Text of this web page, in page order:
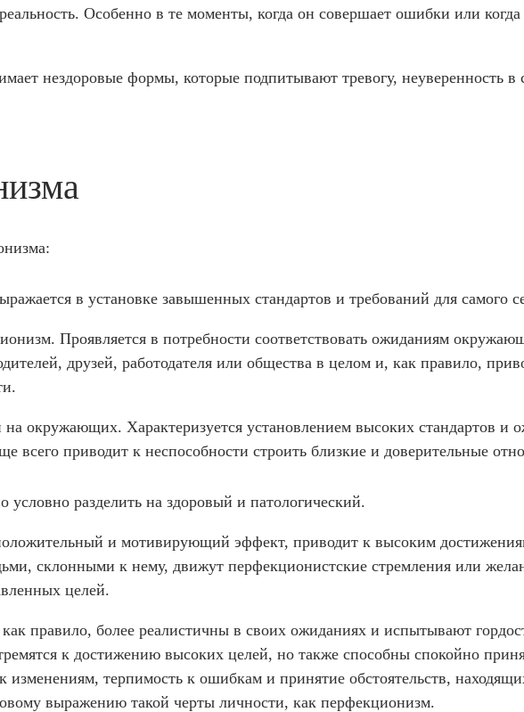
Особенно в те моменты, когда он совершает ошибки или когда
нездоровые формы, которые подпитывают тревогу, неуверенность в
в установке завышенных стандартов и требований для самого
Проявляется в потребности соответствовать ожиданиям
друзей, работодателя или общества в целом и, как правило,
окружающих. Характеризуется установлением высоких стандартов и
приводит к неспособности строить близкие и доверительные
разделить на здоровый и патологический.
и мотивирующий эффект, приводит к высоким
склонными к нему, движут перфекционистские стремления или
целей.
правило, более реалистичны в своих ожиданиях и испытывают
к достижению высоких целей, но также способны спокойно
изменениям, терпимость к ошибкам и принятие обстоятельств,
выражению такой черты личности, как перфекционизм.